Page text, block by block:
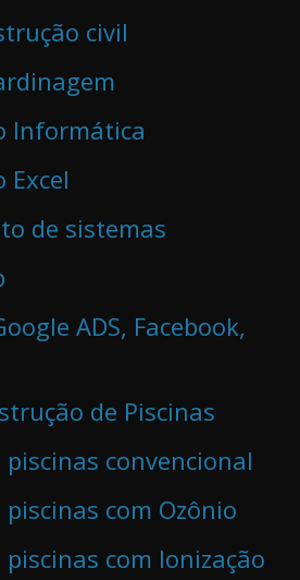
civil
Informática
Excel
de sistemas
ADS, Facebook,
de Piscinas
convencional
com Ozônio
com Ionização